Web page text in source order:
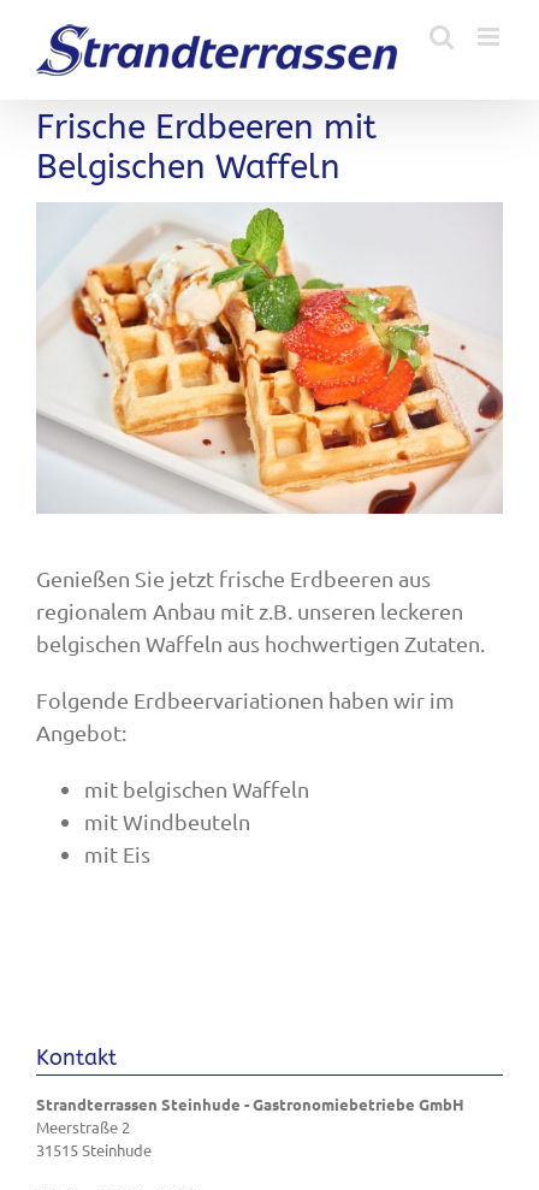
Inhalt
springen
Frische Erdbeeren mit
Belgischen Waffeln
Genießen Sie jetzt frische Erdbeeren aus
regionalem Anbau mit z.B. unseren leckeren
belgischen Waffeln aus hochwertigen Zutaten.
Folgende Erdbeervariationen haben wir im
Angebot:
mit belgischen Waffeln
mit Windbeuteln
mit Eis
Kontakt
Strandterrassen Steinhude - Gastronomiebetriebe GmbH
Meerstraße 2
31515Steinhude